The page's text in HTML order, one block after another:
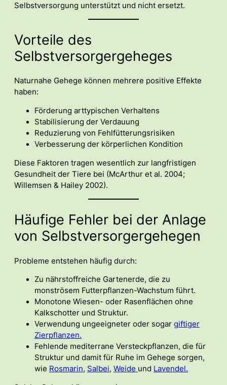
Selbstversorgung unterstützt und nicht ersetzt.
Vorteile des
Selbstversorgergeheges
Naturnahe Gehege können mehrere positive Effekte
haben:
Förderung arttypischen Verhaltens
Stabilisierung der Verdauung
Reduzierung von Fehlfütterungsrisiken
Verbesserung der körperlichen Kondition
Diese Faktoren tragen wesentlich zur langfristigen
Gesundheit der Tiere bei (McArthur et al. 2004;
Willemsen & Hailey 2002).
Häufige Fehler bei der Anlage
von Selbstversorgergehegen
Probleme entstehen häufig durch:
Zu nährstoffreiche Gartenerde, die zu
monströsem Futterpflanzen-Wachstum führt.
Monotone Wiesen- oder Rasenflächen ohne
Kalkschotter und Struktur.
Verwendung ungeeigneter oder sogar giftiger
Zierpflanzen.
Fehlende mediterrane Versteckpflanzen, die für
Struktur und damit für Ruhe im Gehege sorgen,
wie Rosmarin, Salbei, Weide und Lavendel.